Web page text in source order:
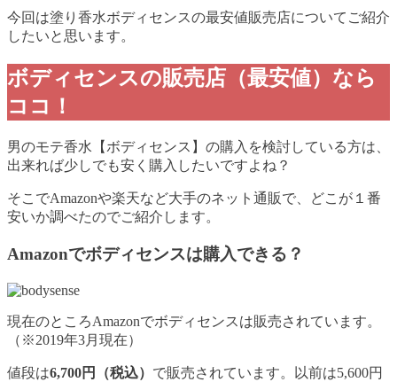
今回は塗り香水ボディセンスの最安値販売店についてご紹介
したいと思います。
ボディセンスの販売店（最安値）なら
ココ！
男のモテ香水【ボディセンス】の購入を検討している方は、
出来れば少しでも安く購入したいですよね？
そこでAmazonや楽天など大手のネット通販で、どこが１番
安いか調べたのでご紹介します。
Amazonでボディセンスは購入できる？
現在のところAmazonでボディセンスは販売されています。
（※2019年3月現在）
値段は6,700円（税込） で販売されています。以前は5,600円